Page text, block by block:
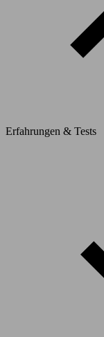
Erfahrungen & Tests